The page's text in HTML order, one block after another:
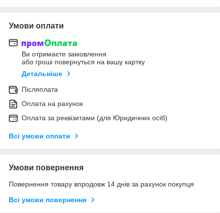
Умови оплати
Ви отримаєте замовлення
або гроші повернуться на вашу картку
Детальніше
Післяплата
Оплата на рахунок
Оплата за реквізитами (для Юридичних осіб)
Всі умови оплати
Умови повернення
Повернення товару впродовж 14 днів за рахунок покупця
Всі умови повернення